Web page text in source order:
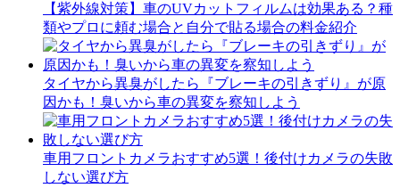
【紫外線対策】車のUVカットフィルムは効果ある？種
類やプロに頼む場合と自分で貼る場合の料金紹介
タイヤから異臭がしたら『ブレーキの引きずり』が原
因かも！臭いから車の異変を察知しよう
車用フロントカメラおすすめ5選！後付けカメラの失敗
しない選び方